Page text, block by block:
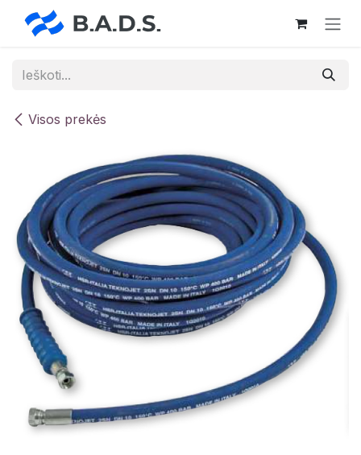
Skip to Content
Visos prekės